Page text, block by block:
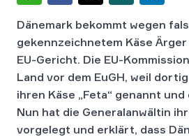
Dänemark bekommt wegen
gekennzeichnetem Käse
EU-Gericht. Die EU-
Land vor dem EuGH, weil
ihren Käse „Feta“ genannt
Nun hat die Generalanwältin
vorgelegt und erklärt, dass